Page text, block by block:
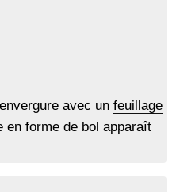
avec un feuillage
en forme de bol apparaît